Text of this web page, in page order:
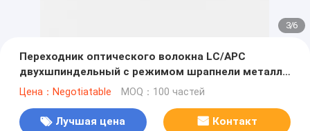
3/6
Переходник оптического волокна LC/APC
двухшпиндельный с режимом шрапнели металла
одиночным
Цена：Negotiatable MOQ：100 частей
Лучшая цена Контакт